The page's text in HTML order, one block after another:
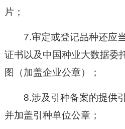
片；
7.审定或登记品种还应
证书以及中国种业大数据委
图（加盖企业公章）；
8.涉及引种备案的提供
并加盖引种单位公章；